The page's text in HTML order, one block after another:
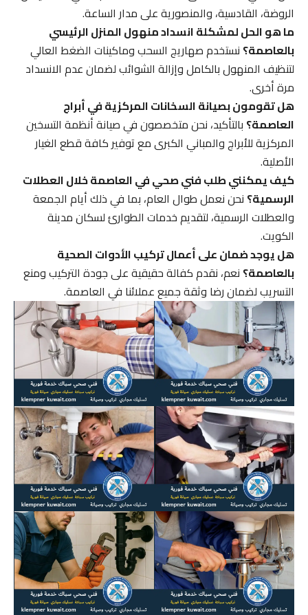
الروضة، القادسية، والمنصورية على مدار الساعة.
ما هو الحل لمشكلة انسداد منهول المنزل الرئيسي
بالعاصمة؟نستخدم صهاريج السحب وماكينات الضغط العالي
لتنظيف المنهول بالكامل وإزالة الشوائب لضمان عدم الانسداد
مرة أخرى.
هل تقومون بصيانة السخانات المركزية في أبراج
العاصمة؟بالتأكيد، نحن متخصصون في صيانة أنظمة التسخين
المركزية للأبراج والمباني الكبرى مع توفير كافة قطع الغيار
الأصلية.
كيف يمكنني طلب فني صحي في العاصمة خلال العطلات
الرسمية؟نحن نعمل طوال العام، بما في ذلك أيام الجمعة
والعطلات الرسمية، لتقديم خدمات الطوارئ لسكان مدينة
الكويت.
هل يوجد ضمان على أعمال تركيب الأدوات الصحية
بالعاصمة؟نعم، نقدم كفالة حقيقية على جودة التركيب ومنع
التسريب لضمان رضا وثقة جميع عملائنا في العاصمة.